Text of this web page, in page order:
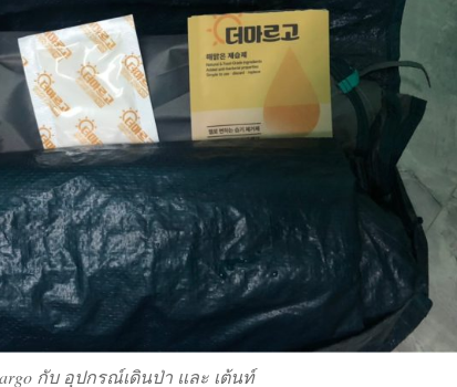
กับ อุปกรณ์เดินป่า และ เต้นท์